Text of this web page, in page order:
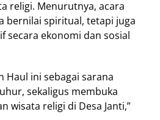
religi. Menurutnya, acara
bernilai spiritual, tetapi juga
secara ekonomi dan sosial
Haul ini sebagai sarana
sekaligus membuka
wisata religi di Desa Janti,”